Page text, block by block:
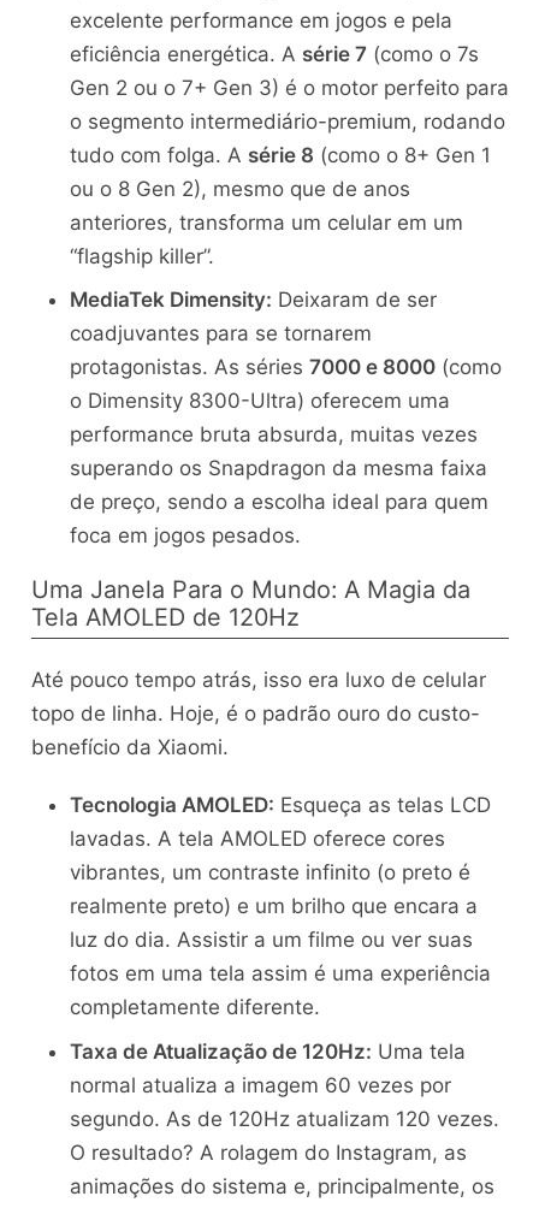
excelente performance em jogos e pela
eficiência energética. A série 7 (como o 7s
Gen 2 ou o 7+ Gen 3) é o motor perfeito para
o segmento intermediário-premium, rodando
tudo com folga. A série 8 (como o 8+ Gen 1
ou o 8 Gen 2), mesmo que de anos
anteriores, transforma um celular em um
“flagship killer”.
MediaTek Dimensity: Deixaram de ser
coadjuvantes para se tornarem
protagonistas. As séries 7000 e 8000(como
o Dimensity 8300-Ultra) oferecem uma
performance bruta absurda, muitas vezes
superando os Snapdragon da mesma faixa
de preço, sendo a escolha ideal para quem
foca em jogos pesados.
Uma Janela Para o Mundo: A Magia da
Tela AMOLED de 120Hz
Até pouco tempo atrás, isso era luxo de celular
topo de linha. Hoje, é o padrão ouro do custo-
benefício da Xiaomi.
Tecnologia AMOLED: Esqueça as telas LCD
lavadas. A tela AMOLED oferece cores
vibrantes, um contraste infinito (o preto é
realmente preto) e um brilho que encara a
luz do dia. Assistir a um filme ou ver suas
fotos em uma tela assim é uma experiência
completamente diferente.
Taxa de Atualização de 120Hz: Uma tela
normal atualiza a imagem 60 vezes por
segundo. As de 120Hz atualizam 120 vezes.
O resultado? A rolagem do Instagram, as
animações do sistema e, principalmente, os